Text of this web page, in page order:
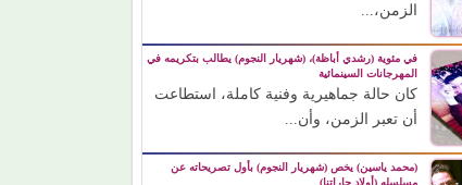
الزمن،...
في مئوية (رشدي أباظة)، (شهريار النجوم) يطالب بتكريمه في
المهرجانات السينمائية
كان حالة جماهيرية وفنية كاملة، استطاعت
أن تعبر الزمن، وأن...
(محمد ياسين) يخص (شهريار النجوم) بأول تصريحاته عن
مسلسله (أولاد حاراتنا)